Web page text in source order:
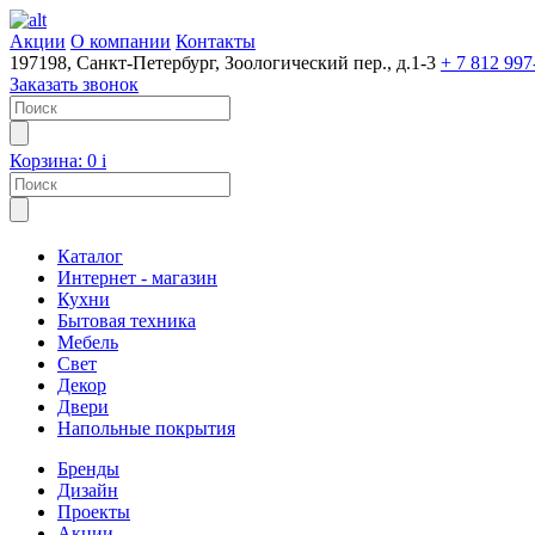
Акции О компании Контакты
197198, Санкт-Петербург, Зоологический пер., д.1-3 + 7 812
Заказать звонок
Корзина: 0 i
Каталог
Интернет - магазин
Кухни
Бытовая техника
Мебель
Свет
Декор
Двери
Напольные покрытия
Бренды
Дизайн
Проекты